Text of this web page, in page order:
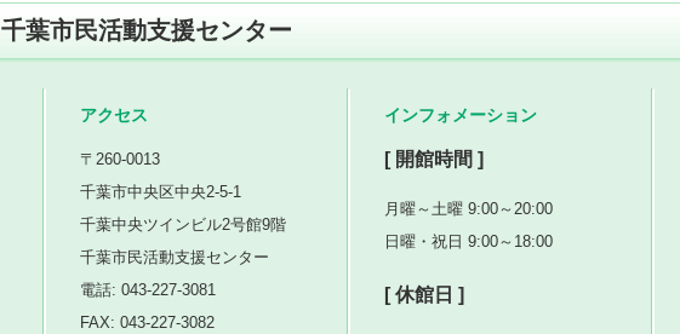
千葉市民活動支援センター
アクセス
〒260-0013
千葉市中央区中央2-5-1
千葉中央ツインビル2号館9階
千葉市民活動支援センター
電話: 043-227-3081
FAX: 043-227-3082
インフォメーション
[ 開館時間 ]
月曜～土曜 9:00～20:00
日曜・祝日 9:00～18:00
[ 休館日 ]